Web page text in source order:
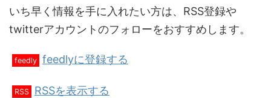
いち早く情報を手に入れたい方は、RSS登録や
twitterアカウントのフォローをおすすめします。
feedly feedlyに登録する
RSS RSSを表示する